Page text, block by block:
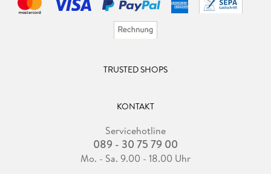
TRUSTED SHOPS
KONTAKT
Servicehotline
089 - 30 75 79 00
Mo. - Sa. 9.00 - 18.00 Uhr